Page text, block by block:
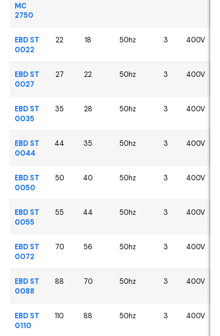
MC
2750
EBD ST
0022
22 18 50hz 3 400V
EBD ST
0027
27 22 50hz 3 400V
EBD ST
0035
35 28 50hz 3 400V
EBD ST
0044
44 35 50hz 3 400V
EBD ST
0050
50 40 50hz 3 400V
EBD ST
0055
55 44 50hz 3 400V
EBD ST
0072
70 56 50hz 3 400V
EBD ST
0088
88 70 50hz 3 400V
EBD ST
0110
110 88 50hz 3 400V